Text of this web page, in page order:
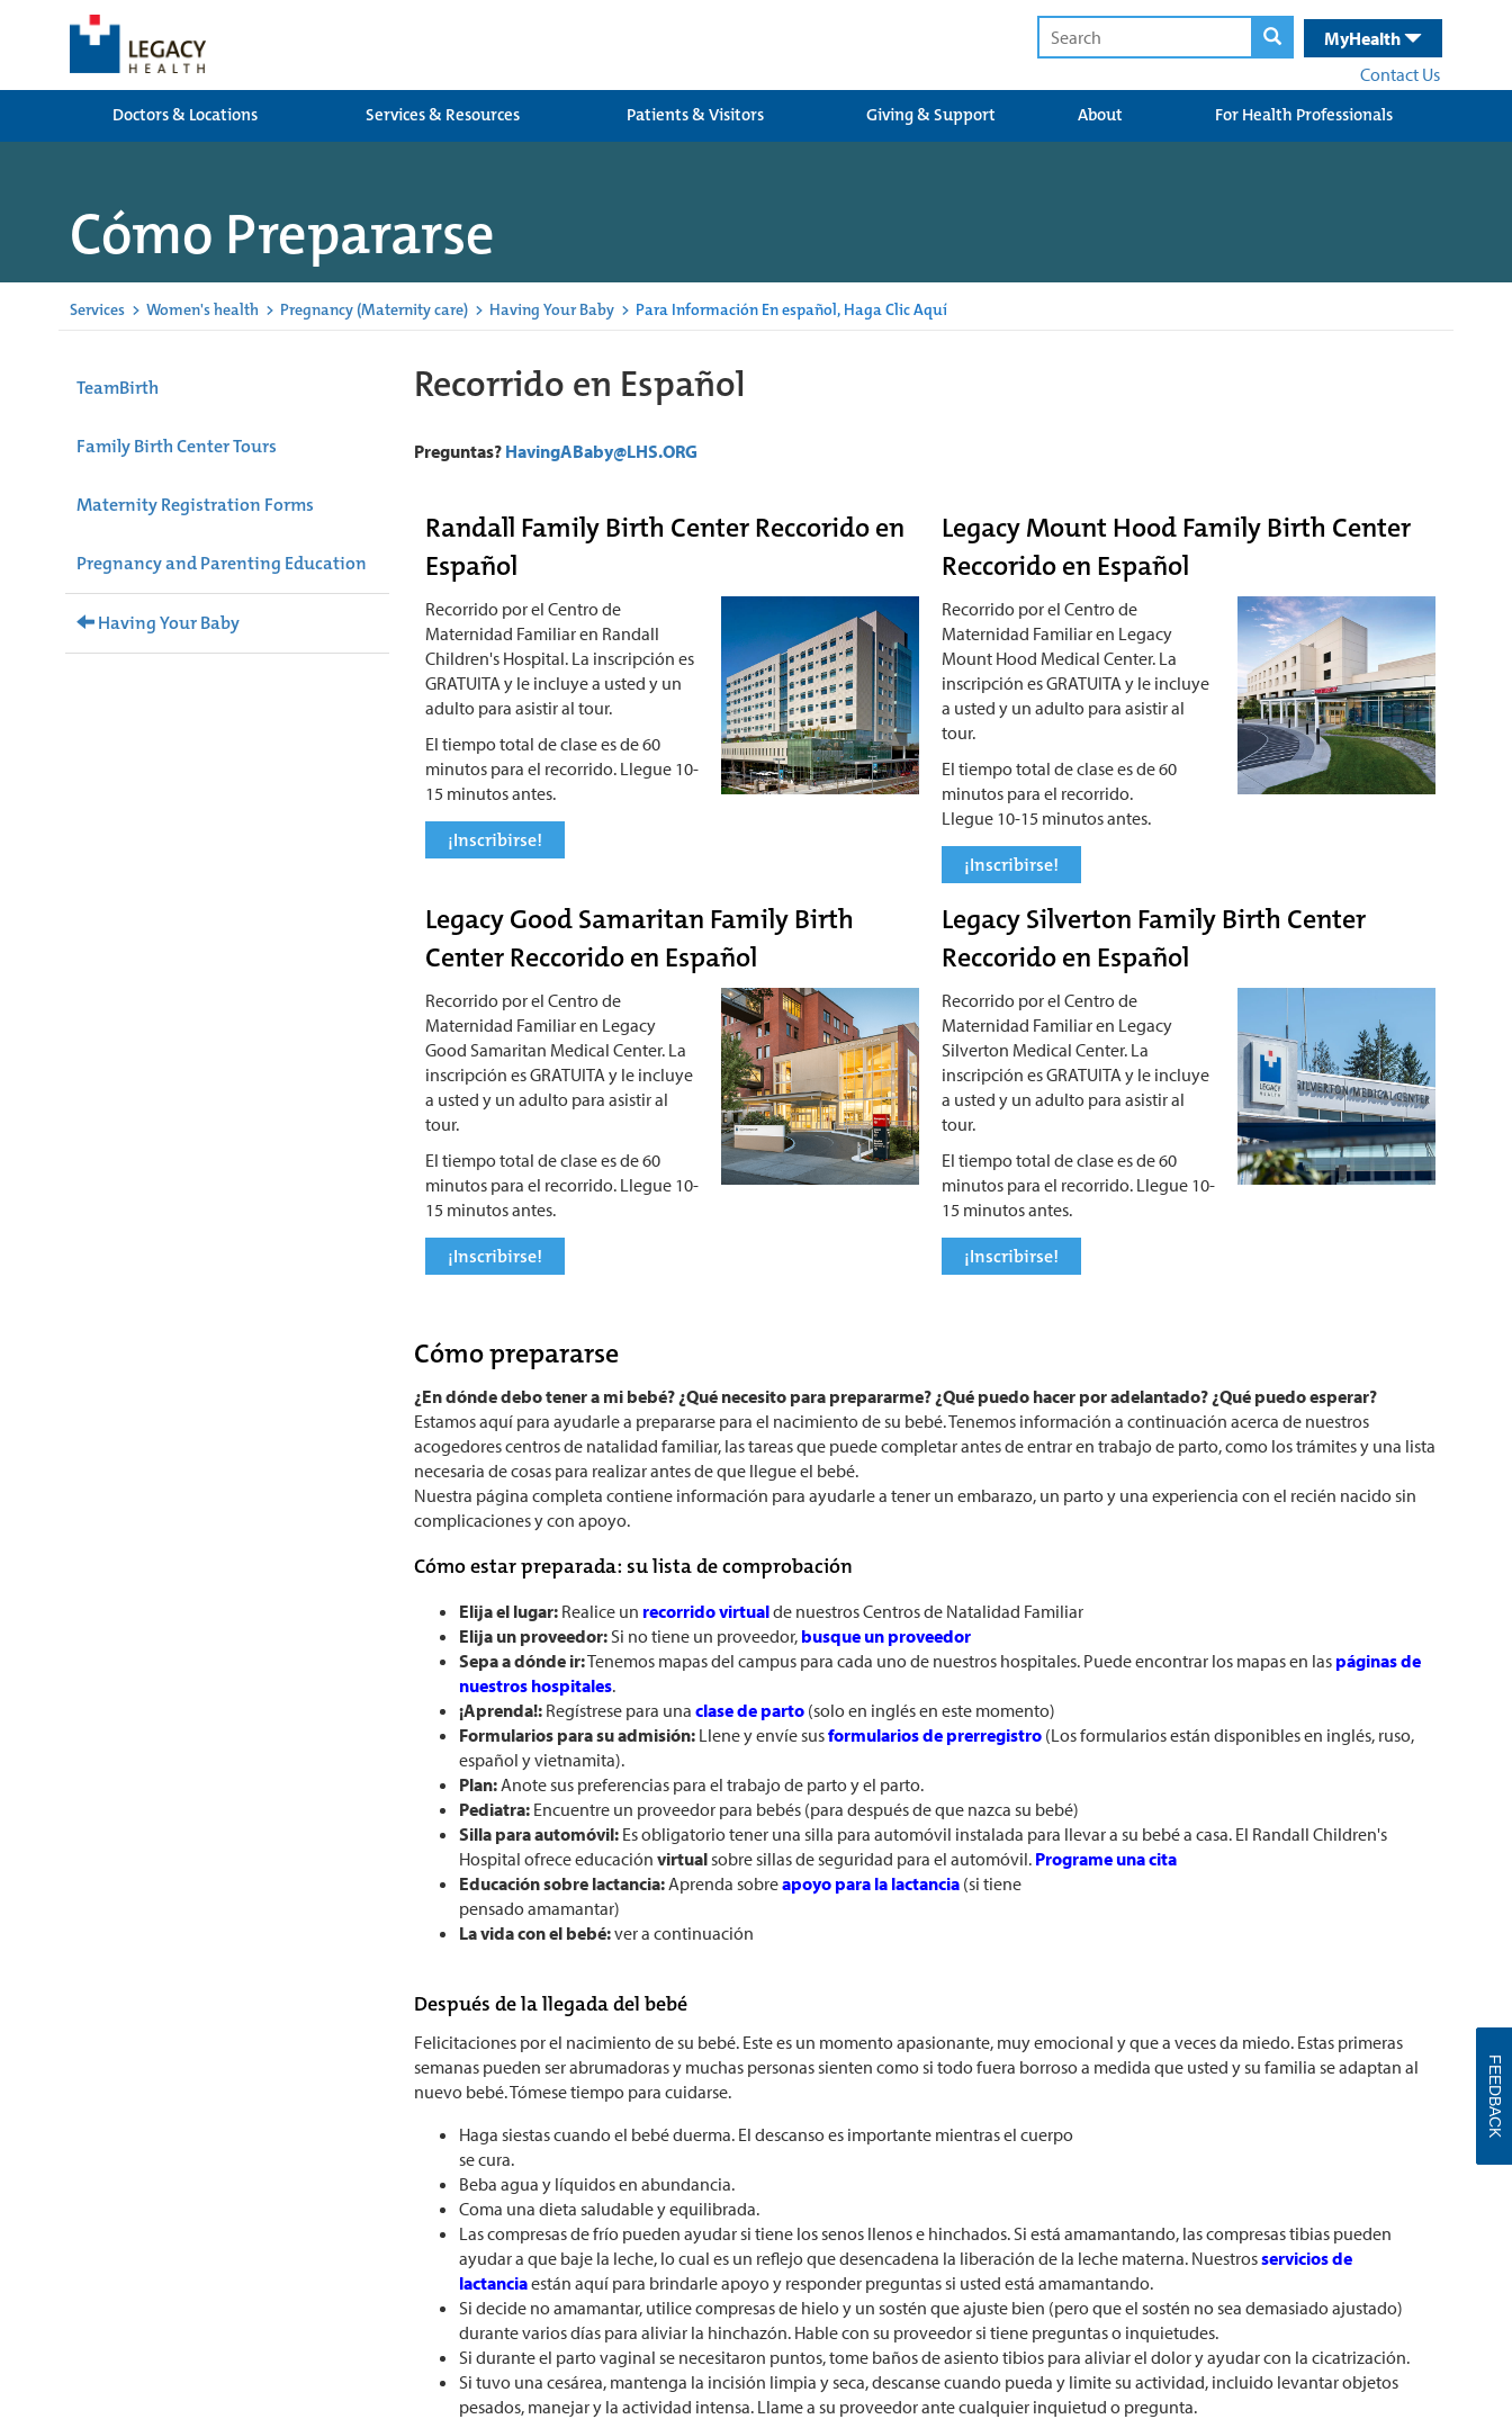
MyHealth
Contact Us
Doctors & Locations
Services & Resources Patients & Visitors Giving & Support About For Health Professionals
Cómo Prepararse
Services > Women's health > Pregnancy (Maternity care) > Having Your Baby > Para Información En español, Haga Clic Aquí
TeamBirth
Family Birth Center Tours
Maternity Registration Forms
Pregnancy and Parenting Education
Having Your Baby
Recorrido en Español
Preguntas? HavingABaby@LHS.ORG
Randall Family Birth Center Reccorido en
Español
Recorrido por el Centro de
Maternidad Familiar en Randall
Children's Hospital. La inscripción es
GRATUITA y le incluye a usted y un
adulto para asistir al tour.
El tiempo total de clase es de 60
minutos para el recorrido. Llegue 10-
15 minutos antes.
¡Inscribirse!
Legacy Mount Hood Family Birth Center
Reccorido en Español
Recorrido por el Centro de
Maternidad Familiar en Legacy
Mount Hood Medical Center. La
inscripción es GRATUITA y le incluye
a usted y un adulto para asistir al
tour.
El tiempo total de clase es de 60
minutos para el recorrido.
Llegue 10-15 minutos antes.
¡Inscribirse!
Legacy Good Samaritan Family Birth
Center Reccorido en Español
Recorrido por el Centro de
Maternidad Familiar en Legacy
Good Samaritan Medical Center. La
inscripción es GRATUITA y le incluye
a usted y un adulto para asistir al
tour.
El tiempo total de clase es de 60
minutos para el recorrido. Llegue 10-
15 minutos antes.
¡Inscribirse!
Legacy Silverton Family Birth Center
Reccorido en Español
Recorrido por el Centro de
Maternidad Familiar en Legacy
Silverton Medical Center. La
inscripción es GRATUITA y le incluye
a usted y un adulto para asistir al
tour.
El tiempo total de clase es de 60
minutos para el recorrido. Llegue 10-
15 minutos antes.
¡Inscribirse!
Cómo prepararse
¿En dónde debo tener a mi bebé? ¿Qué necesito para prepararme? ¿Qué puedo hacer por adelantado? ¿Qué puedo esperar?
Estamos aquí para ayudarle a prepararse para el nacimiento de su bebé. Tenemos información a continuación acerca de nuestros
acogedores centros de natalidad familiar, las tareas que puede completar antes de entrar en trabajo de parto, como los trámites y una lista
necesaria de cosas para realizar antes de que llegue el bebé.
Nuestra página completa contiene información para ayudarle a tener un embarazo, un parto y una experiencia con el recién nacido sin
complicaciones y con apoyo.
Cómo estar preparada: su lista de comprobación
Elija el lugar: Realice un recorrido virtualde nuestros Centros de Natalidad Familiar
Elija un proveedor: Si no tiene un proveedor, busque un proveedor
Sepa a dónde ir:Tenemos mapas del campus para cada uno de nuestros hospitales. Puede encontrar los mapas en las páginas de
nuestros hospitales.
¡Aprenda!: Regístrese para una clase de parto (solo en inglés en este momento)
Formularios para su admisión: Llene y envíe susformularios de prerregistro (Los formularios están disponibles en inglés, ruso,
español y vietnamita).
Plan: Anote sus preferencias para el trabajo de parto y el parto.
Pediatra: Encuentre un proveedor para bebés (para después de que nazca su bebé)
Silla para automóvil: Es obligatorio tener una silla para automóvil instalada para llevar a su bebé a casa. El Randall Children's
Hospital ofrece educación virtual sobre sillas de seguridad para el automóvil. Programe una cita
Educación sobre lactancia: Aprenda sobreapoyo para la lactancia (si tiene
pensado amamantar)
La vida con el bebé:ver a continuación
Después de la llegada del bebé
Felicitaciones por el nacimiento de su bebé. Este es un momento apasionante, muy emocional y que a veces da miedo. Estas primeras
semanas pueden ser abrumadoras y muchas personas sienten como si todo fuera borroso a medida que usted y su familia se adaptan al
nuevo bebé. Tómese tiempo para cuidarse.
Haga siestas cuando el bebé duerma. El descanso es importante mientras el cuerpo
se cura.
Beba agua y líquidos en abundancia.
Coma una dieta saludable y equilibrada.
Las compresas de frío pueden ayudar si tiene los senos llenos e hinchados. Si está amamantando, las compresas tibias pueden
ayudar a que baje la leche, lo cual es un reflejo que desencadena la liberación de la leche materna. Nuestrosservicios de
lactanciaestán aquí para brindarle apoyo y responder preguntas si usted está amamantando.
Si decide no amamantar, utilice compresas de hielo y un sostén que ajuste bien (pero que el sostén no sea demasiado ajustado)
durante varios días para aliviar la hinchazón. Hable con su proveedor si tiene preguntas o inquietudes.
Si durante el parto vaginal se necesitaron puntos, tome baños de asiento tibios para aliviar el dolor y ayudar con la cicatrización.
Si tuvo una cesárea, mantenga la incisión limpia y seca, descanse cuando pueda y limite su actividad, incluido levantar objetos
pesados, manejar y la actividad intensa. Llame a su proveedor ante cualquier inquietud o pregunta.
FEEDBACK